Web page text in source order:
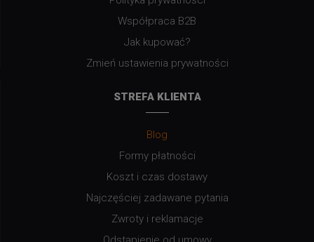
Współpraca B2B
Jak kupować?
Zmień ustawienia prywatności
STREFA KLIENTA
Blog
Formy płatności
Koszt i czas dostawy
Najczęściej zadawane pytania
Zwroty i reklamacje